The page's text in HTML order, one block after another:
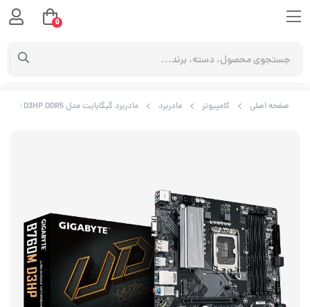
صفحه اصلی کامپیوتر مادربرد مادربرد گیگابایت مدل B760M D3HP DDR5
0